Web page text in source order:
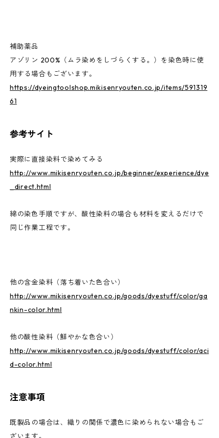
補助薬品
アゾリン 200%（ムラ染めをしづらくする。）を染色時に使
用する場合もございます。
https://dyeingtoolshop.mikisenryouten.co.jp/items/591319
61
参考サイト
実際に直接染料で染めてみる
http://www.mikisenryouten.co.jp/beginner/experience/dye
_direct.html
綿の染色手順ですが、酸性染料の場合も材料を変えるだけで
同じ作業工程です。
他の含金染料（落ち着いた色合い）
http://www.mikisenryouten.co.jp/goods/dyestuff/color/ga
nkin-color.html
他の酸性染料（鮮やかな色合い）
http://www.mikisenryouten.co.jp/goods/dyestuff/color/aci
d-color.html
注意事項
既製品の場合は、織りの関係で濃色に染められない場合もご
ざいます。